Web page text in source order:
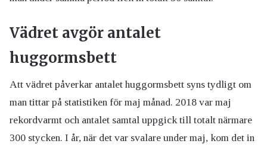
Vädret avgör antalet
huggormsbett
Att vädret påverkar antalet huggormsbett syns tydligt om
man tittar på statistiken för maj månad. 2018 var maj
rekordvarmt och antalet samtal uppgick till totalt närmare
300 stycken. I år, när det var svalare under maj, kom det in